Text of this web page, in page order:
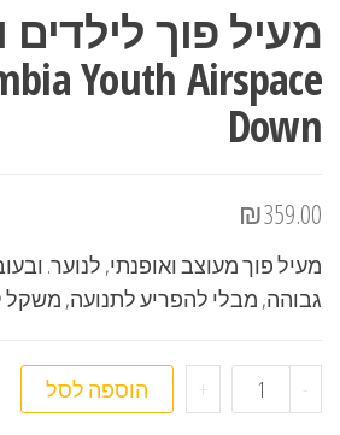
מעיל פוך לילדים
Youth Airspace
Down
₪359.00
מעיל פוך מעוצב ואופנתי, לנוער.
גבוהה, מבלי להפריע לתנועה, משקל
- כמות של מעיל פוך לילדים ונוער Columbia Youth Airspace Down
+ הוספה לסל